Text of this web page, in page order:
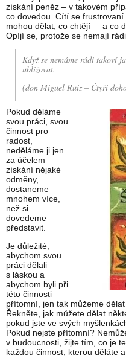
získání peněz – v takovém
co dovedou. Cítí se
mohou dělat, co chtějí – a co
Opíjí se, protože se nemají
Když se nemáme rádi takoví
ubližovat.
(don Miguel Ruiz – Čtyři
Pokud děláme
svou práci, svou
činnost pro
radost,
neděláme ji jen
za účelem
získání nějaké
odměny,
dostaneme
mnohem více,
než si
dovedeme
představit.
Je důležité,
abychom svou
práci dělali
s láskou a
abychom byli při
této činnosti
přítomní, jen tak můžeme
Řekněte, jak můžete dělat
pokud jste ve svých
Pokud nejste přítomní?
v budoucnosti, žijte tím, co je
každou činnost, kterou děláte